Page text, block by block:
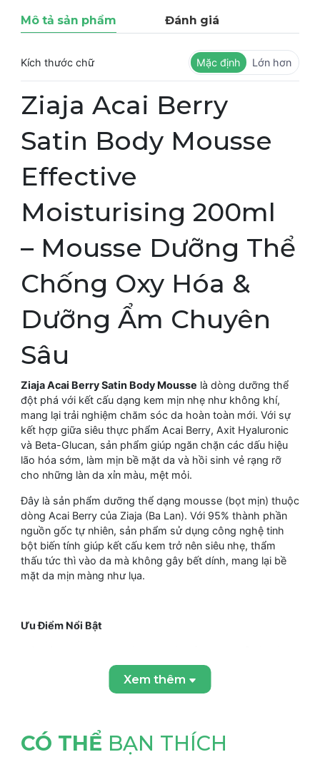
Mô tả sản phẩm Đánh giá
Kích thước chữ Mặc định Lớn hơn
Ziaja Acai Berry
Satin Body Mousse
Effective
Moisturising 200ml
– Mousse Dưỡng Thể
Chống Oxy Hóa &
Dưỡng Ẩm Chuyên
Sâu
Ziaja Acai Berry Satin Body Mousse là dòng dưỡng thể
đột phá với kết cấu dạng kem mịn nhẹ như không khí,
mang lại trải nghiệm chăm sóc da hoàn toàn mới. Với sự
kết hợp giữa siêu thực phẩm Acai Berry, Axit Hyaluronic
và Beta-Glucan, sản phẩm giúp ngăn chặn các dấu hiệu
lão hóa sớm, làm mịn bề mặt da và hồi sinh vẻ rạng rỡ
cho những làn da xỉn màu, mệt mỏi.
Đây là sản phẩm dưỡng thể dạng mousse (bọt mịn) thuộc
dòng Acai Berry của Ziaja (Ba Lan). Với 95% thành phần
nguồn gốc tự nhiên, sản phẩm sử dụng công nghệ tinh
bột biến tính giúp kết cấu kem trở nên siêu nhẹ, thẩm
thấu tức thì vào da mà không gây bết dính, mang lại bề
mặt da mịn màng như lụa.
Ưu Điểm Nổi Bật
thấm sâu vào da ngay lập tức, lý tưởng cho những ai ngại
cảm giác nhờn rít của các loại lotion truyền thống.
môi trường.
Xem thêm
CÓ THỂ BẠN THÍCH